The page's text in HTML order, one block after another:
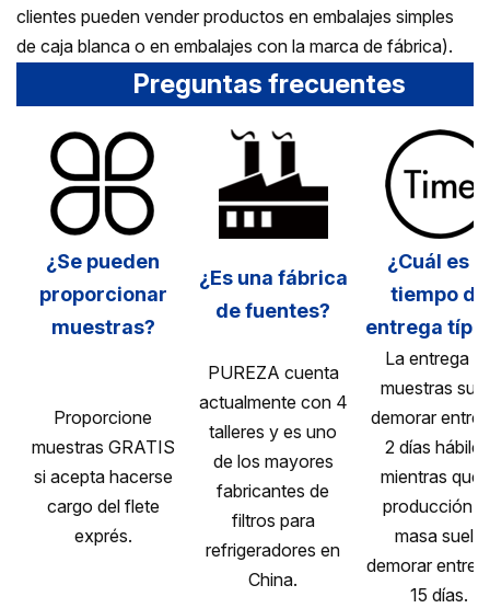
clientes pueden vender productos en embalajes simples
de caja blanca o en embalajes con la marca de fábrica).
Preguntas frecuentes
¿Se pueden
proporcionar
muestras?
¿Es una fábrica
de fuentes?
¿Cuál es el
tiempo de
entrega
Proporcione
muestras GRATIS
si acepta hacerse
cargo del flete
exprés.
PUREZA cuenta
actualmente con 4
talleres y es uno
de los mayores
fabricantes de
filtros para
refrigeradores en
China.
La entrega
muestras
demorar entre
2 días
mientras que
producción
masa suele
demorar entre
15 días.